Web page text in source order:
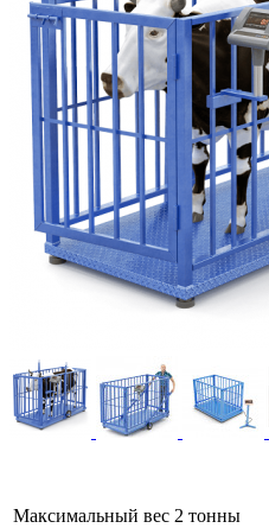
Максимальный вес 2 тонны